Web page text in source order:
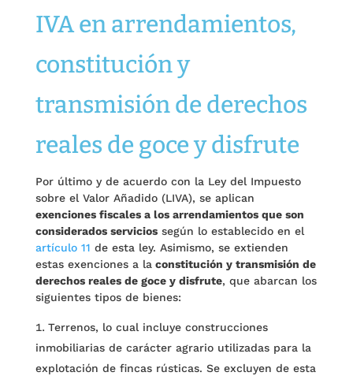
IVA en arrendamientos,
constitución y
transmisión de derechos
reales de goce y disfrute
Por último y de acuerdo con la Ley del Impuesto
sobre el Valor Añadido (LIVA), se aplican
exenciones fiscales a los arrendamientos que son
considerados serviciossegún lo establecido en el
artículo 11 de esta ley. Asimismo, se extienden
estas exenciones a la constitución y transmisión de
derechos reales de goce y disfrute, que abarcan los
siguientes tipos de bienes:
Terrenos, lo cual incluye construcciones
inmobiliarias de carácter agrario utilizadas para la
explotación de fincas rústicas. Se excluyen de esta